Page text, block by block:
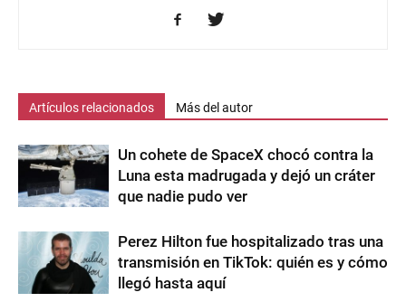
Artículos relacionados Más del autor
Un cohete de SpaceX chocó contra la
Luna esta madrugada y dejó un cráter
que nadie pudo ver
Perez Hilton fue hospitalizado tras una
transmisión en TikTok: quién es y cómo
llegó hasta aquí